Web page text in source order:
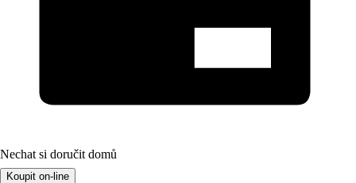
Nechat si doručit domů
Koupit on-line